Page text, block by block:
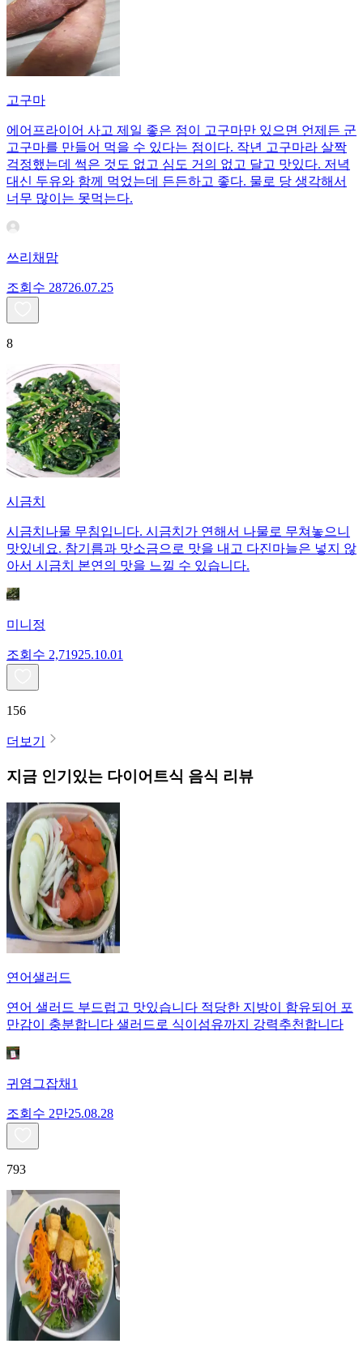
고구마
에어프라이어 사고 제일 좋은 점이 고구마만 있으면 언제든 군
고구마를 만들어 먹을 수 있다는 점이다. 작년 고구마라 살짝
걱정했는데 썩은 것도 없고 심도 거의 없고 달고 맛있다. 저녁
대신 두유와 함께 먹었는데 든든하고 좋다. 물로 당 생각해서
너무 많이는 못먹는다.
쓰리채맘
조회수 28726.07.25
8
시금치
시금치나물 무침입니다. 시금치가 연해서 나물로 무쳐놓으니
맛있네요. 참기름과 맛소금으로 맛을 내고 다진마늘은 넣지 않
아서 시금치 본연의 맛을 느낄 수 있습니다.
미니정
조회수 2,71925.10.01
156
더보기
지금 인기있는 다이어트식 음식 리뷰
연어샐러드
연어 샐러드 부드럽고 맛있습니다 적당한 지방이 함유되어 포
만감이 충분합니다 샐러드로 식이섬유까지 강력추천합니다
귀염그잡채1
조회수 2만25.08.28
793